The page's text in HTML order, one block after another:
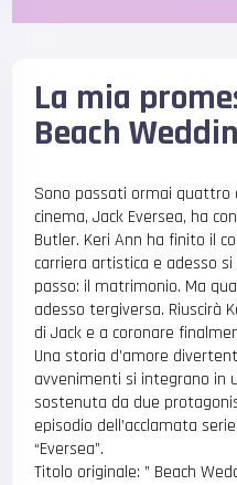
La mia
Beach
Sono passati ormai quattro
cinema, Jack Eversea, ha
Butler. Keri Ann ha finito il
carriera artistica e adesso
passo: il matrimonio. Ma
adesso tergiversa. Riuscirà
di Jack e a coronare
Una storia d’amore
avvenimenti si integrano in
sostenuta da due
episodio dell’acclamata
“Eversea”.
Titolo originale: ” Beach